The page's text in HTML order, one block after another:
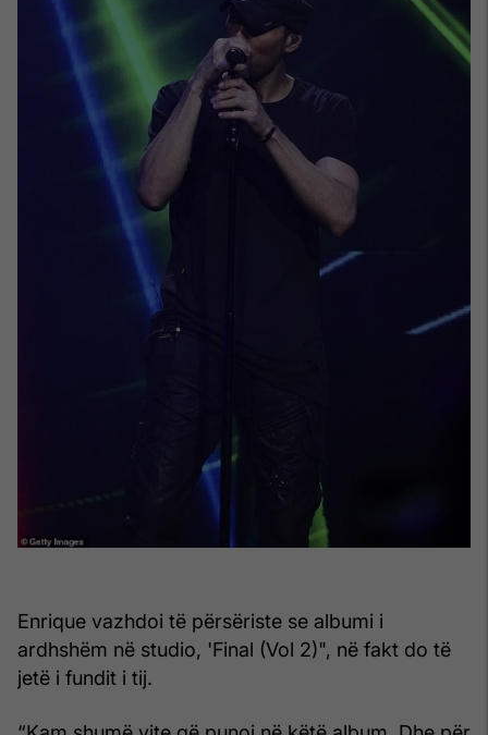
Enrique vazhdoi të përsëriste se albumi i
ardhshëm në studio, 'Final (Vol 2)", në fakt do të
jetë i fundit i tij.